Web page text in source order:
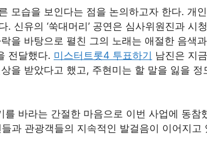
모습을 보인다는 점을 논의하고자 한다. 개
. 신유의 ‘쑥대머리’ 공연은 심사위원진과 시
을 바탕으로 펼친 그의 노래는 애절한 음색
전달했다. 미스터트롯4 투표하기 남진은 지
을 받았다고 했고, 주현미는 할 말을 잃을 정
를 바라는 간절한 마음으로 이번 사업에 동참
들과 관광객들의 지속적인 발걸음이 이어지고